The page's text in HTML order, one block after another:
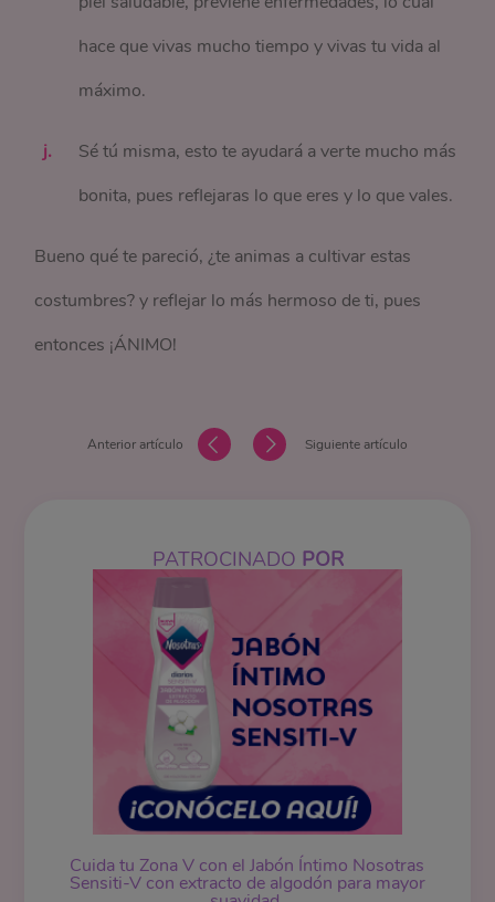
hace que vivas mucho tiempo y vivas tu vida al
máximo.
Sé tú misma, esto te ayudará a verte mucho más
bonita, pues reflejaras lo que eres y lo que vales.
Bueno qué te pareció, ¿te animas a cultivar estas
costumbres? y reflejar lo más hermoso de ti, pues
entonces ¡ÁNIMO!
Anterior artículo Siguiente artículo
PATROCINADO POR
Cuida tu Zona V con el Jabón Íntimo Nosotras
Sensiti-V con extracto de algodón para mayor